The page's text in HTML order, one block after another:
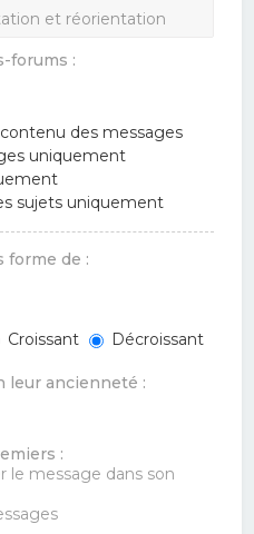
forums :
des messages
uniquement
sujets uniquement
forme de :
Croissant
Décroissant
leur ancienneté :
:
le message dans son